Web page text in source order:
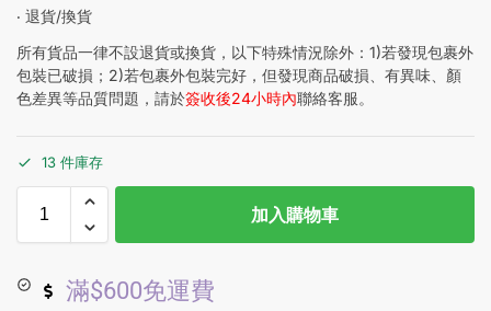
‧ 退貨/換貨
所有貨品一律不設退貨或換貨，以下特殊情況除外：1)若發現包裹外
包裝已破損；2)若包裹外包裝完好，但發現商品破損、有異味、顏
色差異等品質問題，請於簽收後24小時內聯絡客服。
13 件庫存
加入購物車
滿$600免運費